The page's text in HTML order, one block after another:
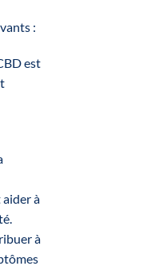
:
est
à
à